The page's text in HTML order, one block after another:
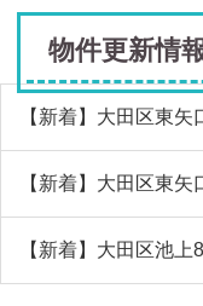
物件更新情
【新着】大田区東
【新着】大田区東
【新着】大田区池